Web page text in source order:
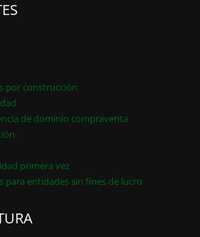
por construcción
de dominio compraventa
primera vez
para entidades sin fines de lucro